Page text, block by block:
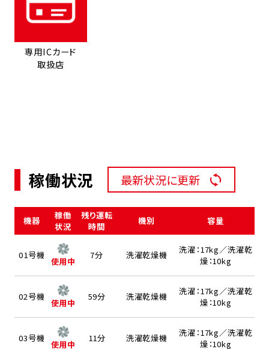
専用ICカード
取扱店
稼働状況 最新状況に更新
機器
稼働
状況
残り運転
時間
機別 容量
01号機
使用中
7分 洗濯乾燥機
洗濯：17kg／洗濯乾
燥：10kg
02号機
使用中
59分 洗濯乾燥機
洗濯：17kg／洗濯乾
燥：10kg
03号機
使用中
11分 洗濯乾燥機
洗濯：17kg／洗濯乾
燥：10kg